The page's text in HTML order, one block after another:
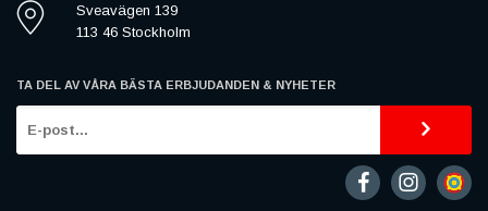
Sveavägen 139
113 46 Stockholm
TA DEL AV VÅRA BÄSTA ERBJUDANDEN & NYHETER